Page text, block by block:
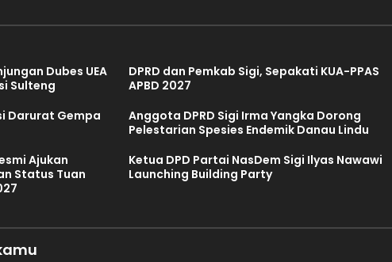
Dubes UEA
Sulteng
DPRD dan Pemkab Sigi, Sepakati KUA-PPAS
APBD 2027
Darurat Gempa
Anggota DPRD Sigi Irma Yangka Dorong
Pelestarian Spesies Endemik Danau Lindu
Ajukan
Status Tuan
Ketua DPD Partai NasDem Sigi Ilyas Nawawi
Launching Building Party